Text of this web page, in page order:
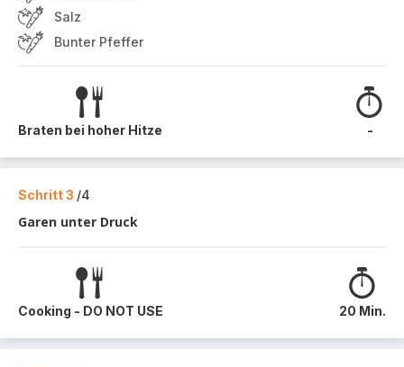
Salz
Bunter Pfeffer
Braten bei hoher Hitze -
Schritt 3 /4
Garen unter Druck
Cooking - DO NOT USE 20 Min.